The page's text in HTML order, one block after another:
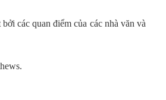
các quan điểm của các nhà văn và